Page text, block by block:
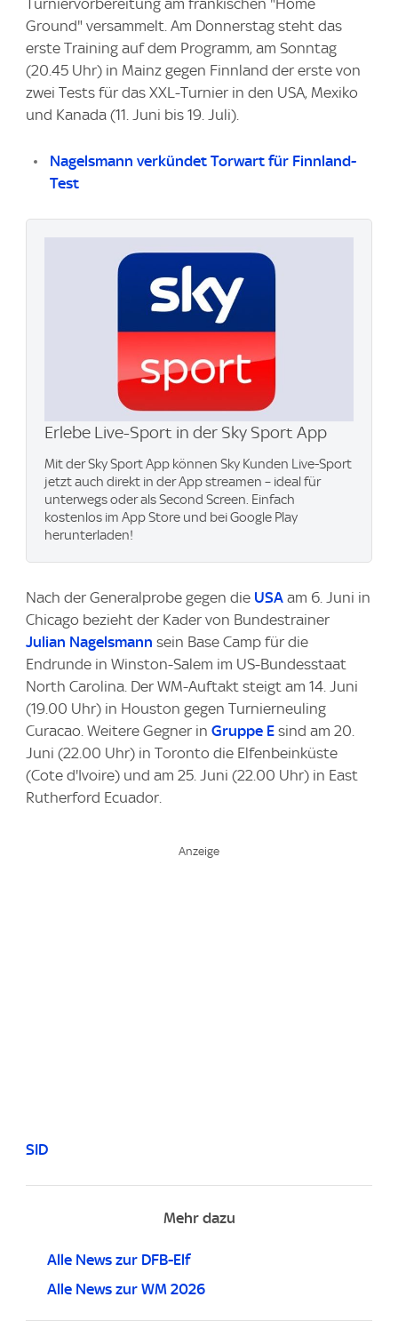
Turniervorbereitung am fränkischen "Home
Ground" versammelt. Am Donnerstag steht das
erste Training auf dem Programm, am Sonntag
(20.45 Uhr) in Mainz gegen Finnland der erste von
zwei Tests für das XXL-Turnier in den USA, Mexiko
und Kanada (11. Juni bis 19. Juli).
Nagelsmann verkündet Torwart für Finnland-
Test
Erlebe Live-Sport in der Sky Sport App
Mit der Sky Sport App können Sky Kunden Live-Sport
jetzt auch direkt in der App streamen – ideal für
unterwegs oder als Second Screen. Einfach
kostenlos im App Store und bei Google Play
herunterladen!
Nach der Generalprobe gegen die USA am 6. Juni in
Chicago bezieht der Kader von Bundestrainer
Julian Nagelsmann sein Base Camp für die
Endrunde in Winston-Salem im US-Bundesstaat
North Carolina. Der WM-Auftakt steigt am 14. Juni
(19.00 Uhr) in Houston gegen Turnierneuling
Curacao. Weitere Gegner in Gruppe E sind am 20.
Juni (22.00 Uhr) in Toronto die Elfenbeinküste
(Cote d'Ivoire) und am 25. Juni (22.00 Uhr) in East
Rutherford Ecuador.
SID
Mehr dazu
Alle News zur DFB-Elf
Alle News zur WM 2026